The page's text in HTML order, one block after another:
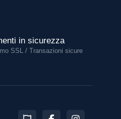
in sicurezza
SSL / Transazioni sicure